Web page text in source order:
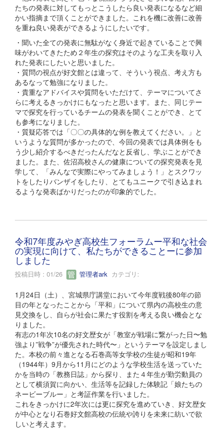
たちの発表に対してもっとこうしたら良い発表になるなど細
かい指摘まで頂くことができました。これを機に改善に改善
を重ね良い発表ができるようにしたいです。
・聞いた全ての発表に無駄がなく身近で起きていることで興
味がわいてきたため２年生の探究はそのような工夫を取り入
れた発表にしたいと思いました。
・質問の視点が好文館とは違って、そういう視点、考え方も
あるなって勉強になりました。
・貴重なアドバイスや質問をいただけて、テーマについてさ
らに考えるきっかけにもなったと思います。また、同じテー
マで探究を行っているチームの発表を聞くことができ、とて
も参考になりました。
・質疑応答では「〇〇の具体的な例を教えてください。」と
いうような質問が多かったので、今回の発表では具体例をも
う少し紹介するべきだったんだなと反省し、学ぶことができ
ました。また、佐沼高校さんの健康についての探究発表を見
学して、「みんなで実際にやってみましょう！」とスクワッ
トをしたりバンザイをしたり、とてもユニークで引き込まれ
るような発表ばかりだったのが印象的でした。
令和7年度みやぎ高校生フォーラムー平和な社会
の実現に向けて、私たちができることーに参加
しました
投稿日時 : 01/26 管理者ark カテゴリ:
1月24日（土）、宮城県庁講堂において今年度戦後80年の節
目の年となったことから「平和」について県内の高校生の意
見交換をし、自らが社会に果たす役割を考える良い機会とな
りました。
有志の1年次10名の好文歴女が「教室が戦場に繋がった日〜勉
強より”戦争”が優先された時代〜」というテーマを設定しまし
た。本校の前々進となる石巻高等女学校の生徒が昭和19年
（1944年）9月から11月にどのような学校生活を送っていた
かを当時の「教務日誌」から探り、また４年生が勤労動員の
として横須賀に向かい、生活等を記録した体験記「娘たちの
ネービーブルー」と考証作業を行いました。
これをきっかけに2年次には更に探究を進めていき、好文歴女
が中心となり石巻好文館高校の伝統や誇りを未来に紡いで欲
しいと考えます。